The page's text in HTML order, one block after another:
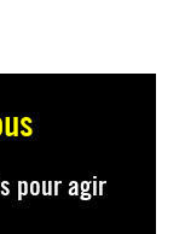
pour agir